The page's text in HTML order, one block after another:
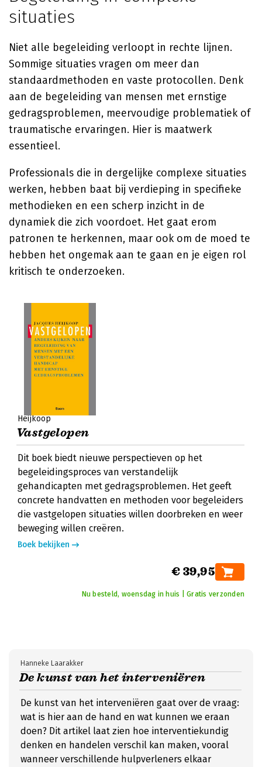
situaties
Niet alle begeleiding verloopt in rechte lijnen.
Sommige situaties vragen om meer dan
standaardmethoden en vaste protocollen. Denk
aan de begeleiding van mensen met ernstige
gedragsproblemen, meervoudige problematiek of
traumatische ervaringen. Hier is maatwerk
essentieel.
Professionals die in dergelijke complexe situaties
werken, hebben baat bij verdieping in specifieke
methodieken en een scherp inzicht in de
dynamiek die zich voordoet. Het gaat erom
patronen te herkennen, maar ook om de moed te
hebben het ongemak aan te gaan en je eigen rol
kritisch te onderzoeken.
Heijkoop
Vastgelopen
Dit boek biedt nieuwe perspectieven op het
begeleidingsproces van verstandelijk
gehandicapten met gedragsproblemen. Het geeft
concrete handvatten en methoden voor begeleiders
die vastgelopen situaties willen doorbreken en weer
beweging willen creëren.
Boek bekijken
€ 39,95
Nu besteld, woensdag in huis | Gratis verzonden
De kunst van het interveniëren
Hanneke Laarakker
De kunst van het interveniëren gaat over de vraag:
wat is hier aan de hand en wat kunnen we eraan
doen? Dit artikel laat zien hoe interventiekundig
denken en handelen verschil kan maken, vooral
wanneer verschillende hulpverleners elkaar